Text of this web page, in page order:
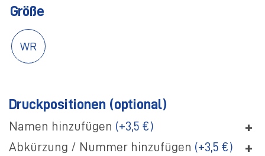
Größe
WR
Druckpositionen (optional)
Namen hinzufügen (+3,5 €) +
Abkürzung / Nummer hinzufügen (+3,5 €) +